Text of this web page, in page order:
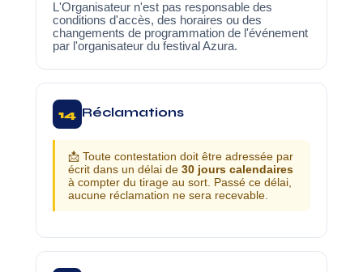
L'Organisateur n'est pas responsable des
conditions d'accès, des horaires ou des
changements de programmation de l'événement
par l'organisateur du festival Azura.
14 Réclamations
📩 Toute contestation doit être adressée par
écrit dans un délai de 30 jours calendaires
à compter du tirage au sort. Passé ce délai,
aucune réclamation ne sera recevable.